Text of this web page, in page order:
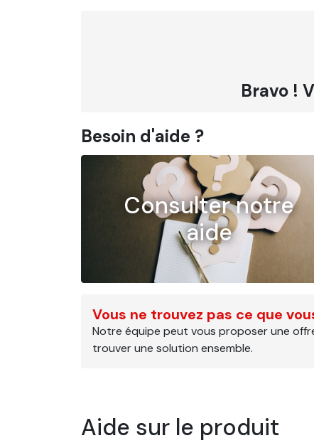
Bravo !
Besoin d'aide ?
Consulter notre
aide
Vous ne trouvez pas ce que
Notre équipe peut vous proposer une
trouver une solution ensemble.
Aide sur le produit